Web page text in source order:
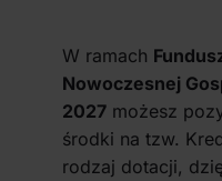
W ramach
Nowoczesnej
2027 możesz
środki na tzw.
rodzaj dotacji,